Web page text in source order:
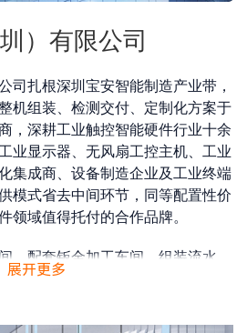
）有限公司
司扎根深圳宝安智能制造产业带，
机组装、检测交付、定制化方案于
，深耕工业触控智能硬件行业十余
业显示器、无风扇工控主机、工业
集成商、设备制造企业及工业终端
模式省去中间环节，同等配置性价
领域值得托付的合作品牌。
，配套钣金加工车间、组装流水
EMC 电磁抗干扰实验室，生产全
安装方式；每台设备出厂前均经过